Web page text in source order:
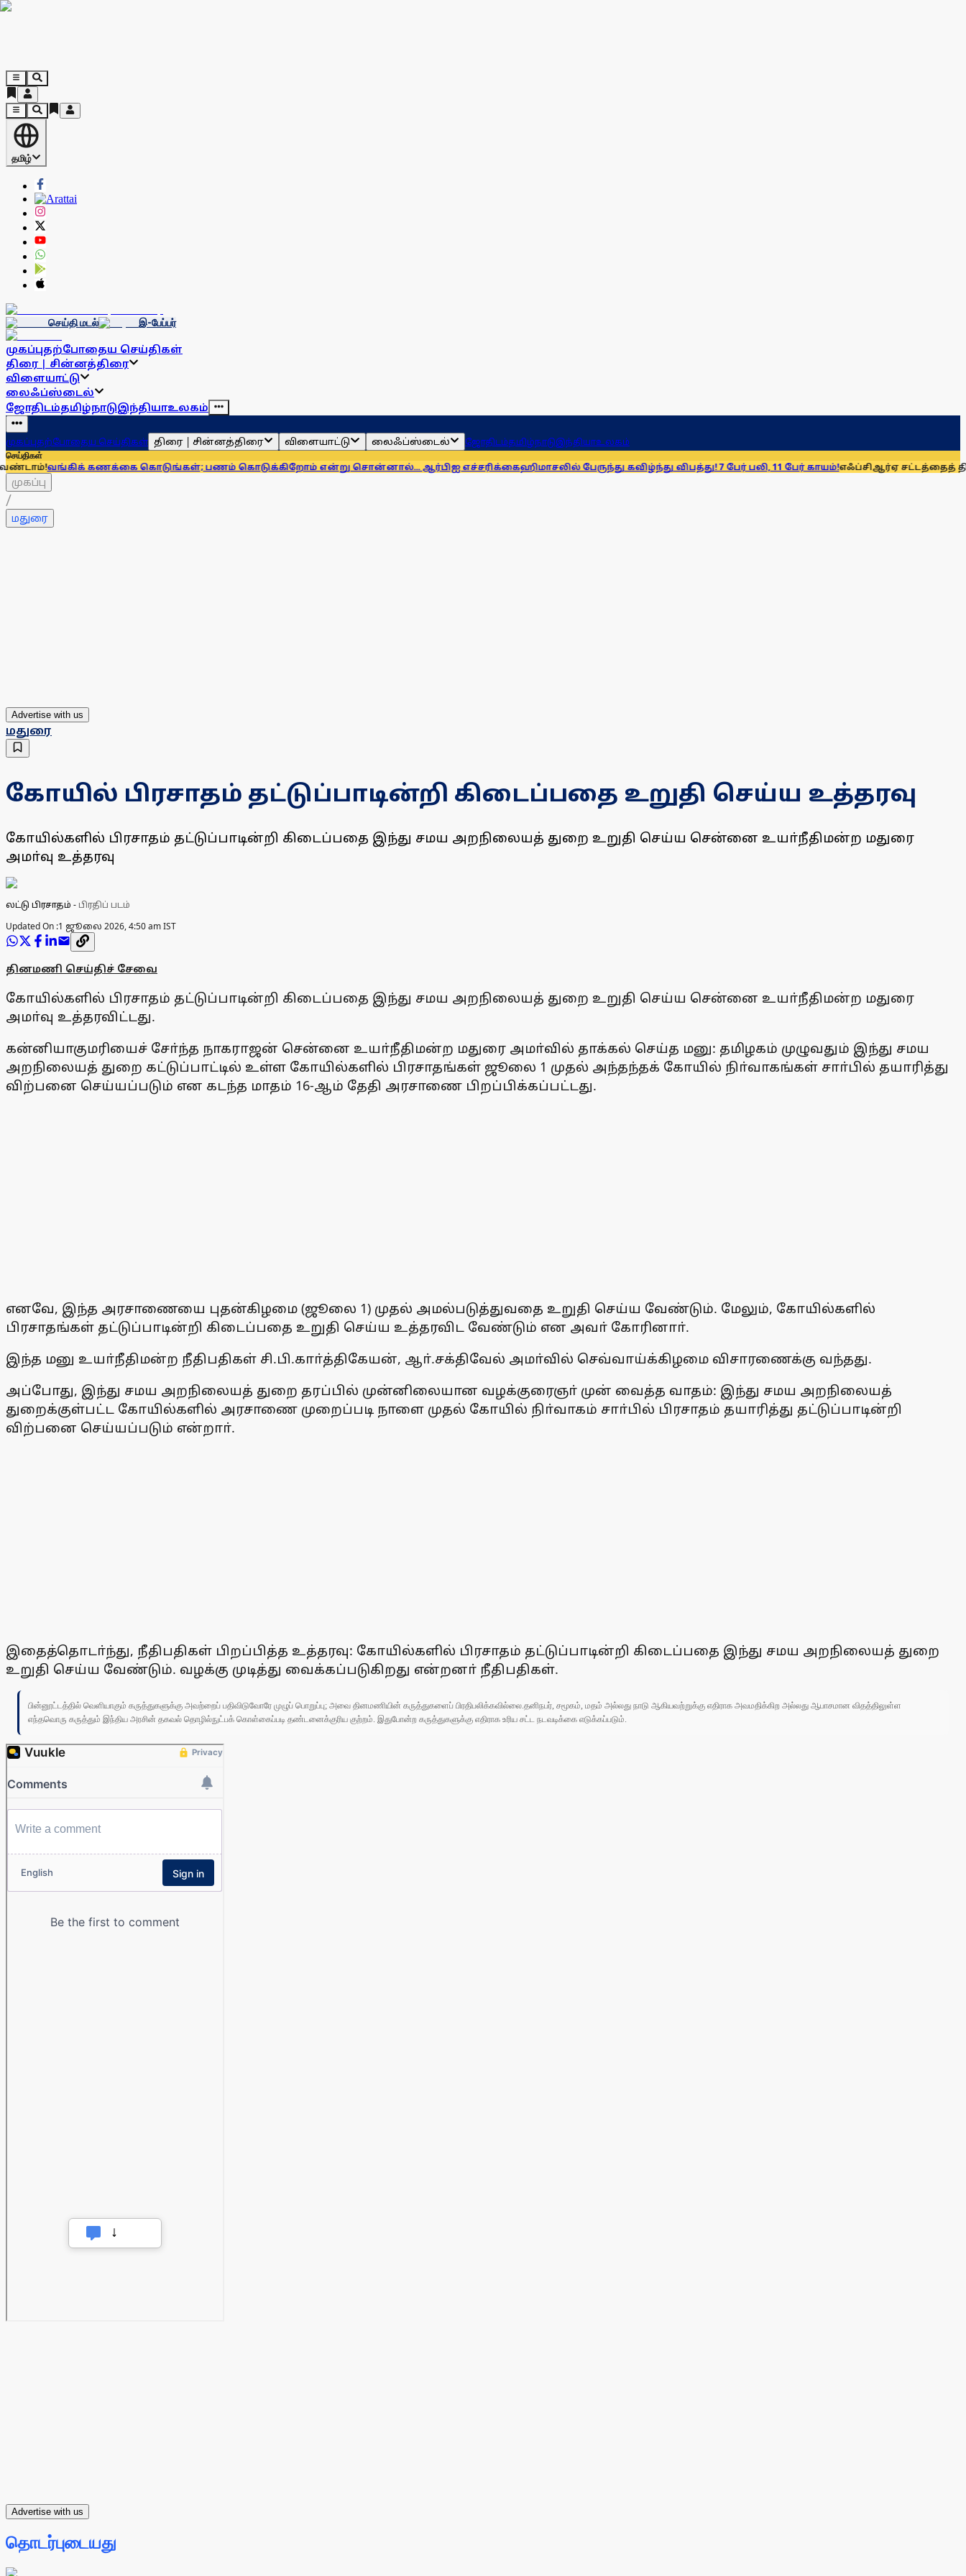
தமிழ்
செய்தி மடல் இ-பேப்பர்
முகப்புதற்போதைய செய்திகள்
திரை | சின்னத்திரை
விளையாட்டு
லைஃப்ஸ்டைல்
ஜோதிடம்தமிழ்நாடுஇந்தியாஉலகம்
முகப்புதற்போதைய செய்திகள் திரை | சின்னத்திரை விளையாட்டு லைஃப்ஸ்டைல் ஜோதிடம்தமிழ்நாடுஇந்தியாஉலகம்
செய்திகள்
கணக்கை கொடுங்கள்; பணம் கொடுக்கிறோம் என்று சொன்னால்... ஆர்பிஐ எச்சரிக்கைஹிமாசலில் பேருந்து கவிழ்ந்து விபத்து! 7 பேர் பலி, 11 பேர் காயம்!எஃப்சிஆர்ஏ சட்டத்தைத் திரும்பப்
முகப்பு
/
மதுரை
Advertise with us
மதுரை
கோயில் பிரசாதம் தட்டுப்பாடின்றி கிடைப்பதை உறுதி செய்ய உத்தரவு
கோயில்களில் பிரசாதம் தட்டுப்பாடின்றி கிடைப்பதை இந்து சமய அறநிலையத் துறை உறுதி செய்ய சென்னை உயா்நீதிமன்ற மதுரை
அமா்வு உத்தரவு
லட்டு பிரசாதம் - பிரதிப் படம்
Updated On :1 ஜூலை 2026, 4:50 am IST
தினமணி செய்திச் சேவை
கோயில்களில் பிரசாதம் தட்டுப்பாடின்றி கிடைப்பதை இந்து சமய அறநிலையத் துறை உறுதி செய்ய சென்னை உயா்நீதிமன்ற மதுரை
அமா்வு உத்தரவிட்டது.
கன்னியாகுமரியைச் சோ்ந்த நாகராஜன் சென்னை உயா்நீதிமன்ற மதுரை அமா்வில் தாக்கல் செய்த மனு: தமிழகம் முழுவதும் இந்து சமய
அறநிலையத் துறை கட்டுப்பாட்டில் உள்ள கோயில்களில் பிரசாதங்கள் ஜூலை 1 முதல் அந்தந்தக் கோயில் நிா்வாகங்கள் சாா்பில் தயாரித்து
விற்பனை செய்யப்படும் என கடந்த மாதம் 16-ஆம் தேதி அரசாணை பிறப்பிக்கப்பட்டது.
எனவே, இந்த அரசாணையை புதன்கிழமை (ஜூலை 1) முதல் அமல்படுத்துவதை உறுதி செய்ய வேண்டும். மேலும், கோயில்களில்
பிரசாதங்கள் தட்டுப்பாடின்றி கிடைப்பதை உறுதி செய்ய உத்தரவிட வேண்டும் என அவா் கோரினாா்.
இந்த மனு உயா்நீதிமன்ற நீதிபதிகள் சி.பி.காா்த்திகேயன், ஆா்.சக்திவேல் அமா்வில் செவ்வாய்க்கிழமை விசாரணைக்கு வந்தது.
அப்போது, இந்து சமய அறநிலையத் துறை தரப்பில் முன்னிலையான வழக்குரைஞா் முன் வைத்த வாதம்: இந்து சமய அறநிலையத்
துறைக்குள்பட்ட கோயில்களில் அரசாணை முறைப்படி நாளை முதல் கோயில் நிா்வாகம் சாா்பில் பிரசாதம் தயாரித்து தட்டுப்பாடின்றி
விற்பனை செய்யப்படும் என்றாா்.
இதைத்தொடா்ந்து, நீதிபதிகள் பிறப்பித்த உத்தரவு: கோயில்களில் பிரசாதம் தட்டுப்பாடின்றி கிடைப்பதை இந்து சமய அறநிலையத் துறை
உறுதி செய்ய வேண்டும். வழக்கு முடித்து வைக்கப்படுகிறது என்றனா் நீதிபதிகள்.
பின்னூட்டத்தில் வெளியாகும் கருத்துகளுக்கு அவற்றைப் பதிவிடுவோரே முழுப் பொறுப்பு; அவை தினமணியின் கருத்துகளைப் பிரதிபலிக்கவில்லை.தனிநபர், சமூகம், மதம் அல்லது நாடு ஆகியவற்றுக்கு எதிராக அவமதிக்கிற அல்லது ஆபாசமான விதத்திலுள்ள
எந்தவொரு கருத்தும் இந்திய அரசின் தகவல் தொழில்நுட்பக் கொள்கைப்படி தண்டனைக்குரிய குற்றம். இதுபோன்ற கருத்துகளுக்கு எதிராக உரிய சட்ட நடவடிக்கை எடுக்கப்படும்.
Advertise with us
தொடர்புடையது